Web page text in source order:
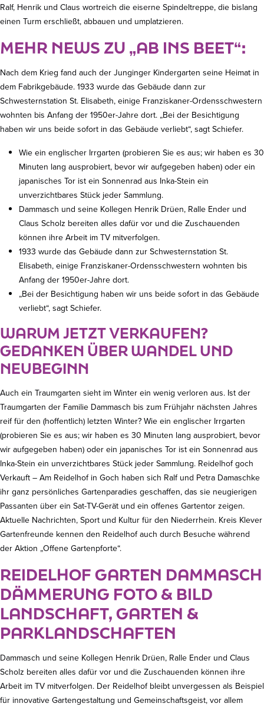
Ralf, Henrik und Claus wortreich die eiserne Spindeltreppe, die bislang
einen Turm erschließt, abbauen und umplatzieren.
MEHR NEWS ZU „AB INS BEET“:
Nach dem Krieg fand auch der Junginger Kindergarten seine Heimat in
dem Fabrikgebäude. 1933 wurde das Gebäude dann zur
Schwesternstation St. Elisabeth, einige Franziskaner-Ordensschwestern
wohnten bis Anfang der 1950er-Jahre dort. „Bei der Besichtigung
haben wir uns beide sofort in das Gebäude verliebt“, sagt Schiefer.
Wie ein englischer Irrgarten (probieren Sie es aus; wir haben es 30
Minuten lang ausprobiert, bevor wir aufgegeben haben) oder ein
japanisches Tor ist ein Sonnenrad aus Inka-Stein ein
unverzichtbares Stück jeder Sammlung.
Dammasch und seine Kollegen Henrik Drüen, Ralle Ender und
Claus Scholz bereiten alles dafür vor und die Zuschauenden
können ihre Arbeit im TV mitverfolgen.
1933 wurde das Gebäude dann zur Schwesternstation St.
Elisabeth, einige Franziskaner-Ordensschwestern wohnten bis
Anfang der 1950er-Jahre dort.
„Bei der Besichtigung haben wir uns beide sofort in das Gebäude
verliebt“, sagt Schiefer.
WARUM JETZT VERKAUFEN?
GEDANKEN ÜBER WANDEL UND
NEUBEGINN
Auch ein Traumgarten sieht im Winter ein wenig verloren aus. Ist der
Traumgarten der Familie Dammasch bis zum Frühjahr nächsten Jahres
reif für den (hoffentlich) letzten Winter? Wie ein englischer Irrgarten
(probieren Sie es aus; wir haben es 30 Minuten lang ausprobiert, bevor
wir aufgegeben haben) oder ein japanisches Tor ist ein Sonnenrad aus
Inka-Stein ein unverzichtbares Stück jeder Sammlung. Reidelhof goch
Verkauft – Am Reidelhof in Goch haben sich Ralf und Petra Damaschke
ihr ganz persönliches Gartenparadies geschaffen, das sie neugierigen
Passanten über ein Sat-TV-Gerät und ein offenes Gartentor zeigen.
Aktuelle Nachrichten, Sport und Kultur für den Niederrhein. Kreis Klever
Gartenfreunde kennen den Reidelhof auch durch Besuche während
der Aktion „Offene Gartenpforte“.
REIDELHOF GARTEN DAMMASCH
DÄMMERUNG FOTO & BILD
LANDSCHAFT, GARTEN &
PARKLANDSCHAFTEN
Dammasch und seine Kollegen Henrik Drüen, Ralle Ender und Claus
Scholz bereiten alles dafür vor und die Zuschauenden können ihre
Arbeit im TV mitverfolgen. Der Reidelhof bleibt unvergessen als Beispiel
für innovative Gartengestaltung und Gemeinschaftsgeist, vor allem